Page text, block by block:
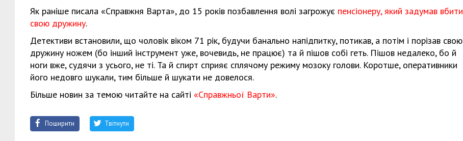
Як раніше писала «Справжня Варта», до 15 років позбавлення волі загрожує пенсіонеру, який задумав вбити
свою дружину.
Детективи встановили, що чоловік віком 71 рік, будучи банально напідпитку, потикав, а потім і порізав свою
дружину ножем (бо інший інструмент уже, вочевидь, не працює) та й пішов собі геть. Пішов недалеко, бо й
ноги вже, судячи з усього, не ті. Та й спирт сприяє сплячому режиму мозоку голови. Коротше, оперативники
його недовго шукали, тим більше й шукати не довелося.
Більше новин за темою читайте на сайті «Справжньої Варти».
Поширити Твітнути